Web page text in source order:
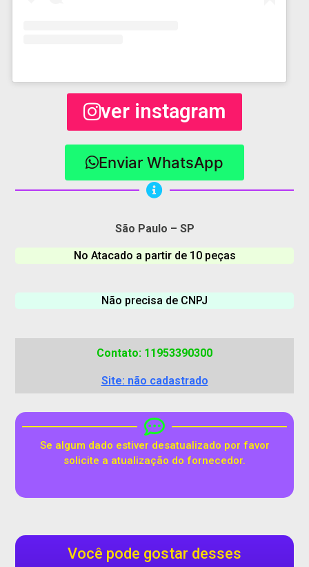
ver instagram
Enviar WhatsApp
São Paulo – SP
No Atacado a partir de 10 peças
Não precisa de CNPJ
Contato: 11953390300
Site: não cadastrado
Se algum dado estiver desatualizado por favor
solicite a atualização do fornecedor.
Você pode gostar desses